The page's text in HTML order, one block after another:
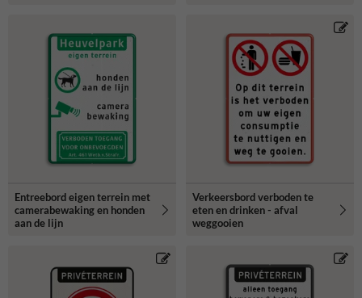
Entreebord eigen terrein met
camerabewaking en honden
aan de lijn
Verkeersbord verboden te
eten en drinken - afval
weggooien